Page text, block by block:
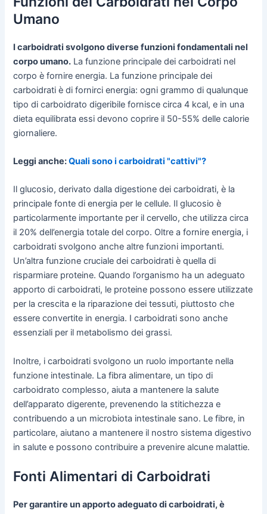
Umano
I carboidrati svolgono diverse funzioni fondamentali nel
corpo umano. La funzione principale dei carboidrati nel
corpo è fornire energia. La funzione principale dei
carboidrati è di fornirci energia: ogni grammo di qualunque
tipo di carboidrato digeribile fornisce circa 4 kcal, e in una
dieta equilibrata essi devono coprire il 50-55% delle calorie
giornaliere.
Leggi anche:Quali sono i carboidrati "cattivi"?
Il glucosio, derivato dalla digestione dei carboidrati, è la
principale fonte di energia per le cellule. Il glucosio è
particolarmente importante per il cervello, che utilizza circa
il 20% dell’energia totale del corpo. Oltre a fornire energia, i
carboidrati svolgono anche altre funzioni importanti.
Un’altra funzione cruciale dei carboidrati è quella di
risparmiare proteine. Quando l’organismo ha un adeguato
apporto di carboidrati, le proteine possono essere utilizzate
per la crescita e la riparazione dei tessuti, piuttosto che
essere convertite in energia. I carboidrati sono anche
essenziali per il metabolismo dei grassi.
Inoltre, i carboidrati svolgono un ruolo importante nella
funzione intestinale. La fibra alimentare, un tipo di
carboidrato complesso, aiuta a mantenere la salute
dell’apparato digerente, prevenendo la stitichezza e
contribuendo a un microbiota intestinale sano. Le fibre, in
particolare, aiutano a mantenere il nostro sistema digestivo
in salute e possono contribuire a prevenire alcune malattie.
Fonti Alimentari di Carboidrati
Per garantire un apporto adeguato di carboidrati, è